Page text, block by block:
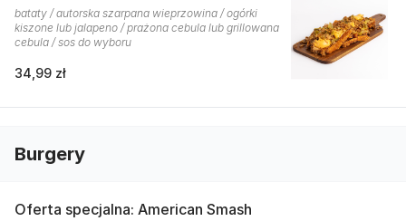
bataty / autorska szarpana wieprzowina / ogórki
kiszone lub jalapeno / prażona cebula lub grillowana
cebula / sos do wyboru
34,99 zł
Burgery
Oferta specjalna: American Smash